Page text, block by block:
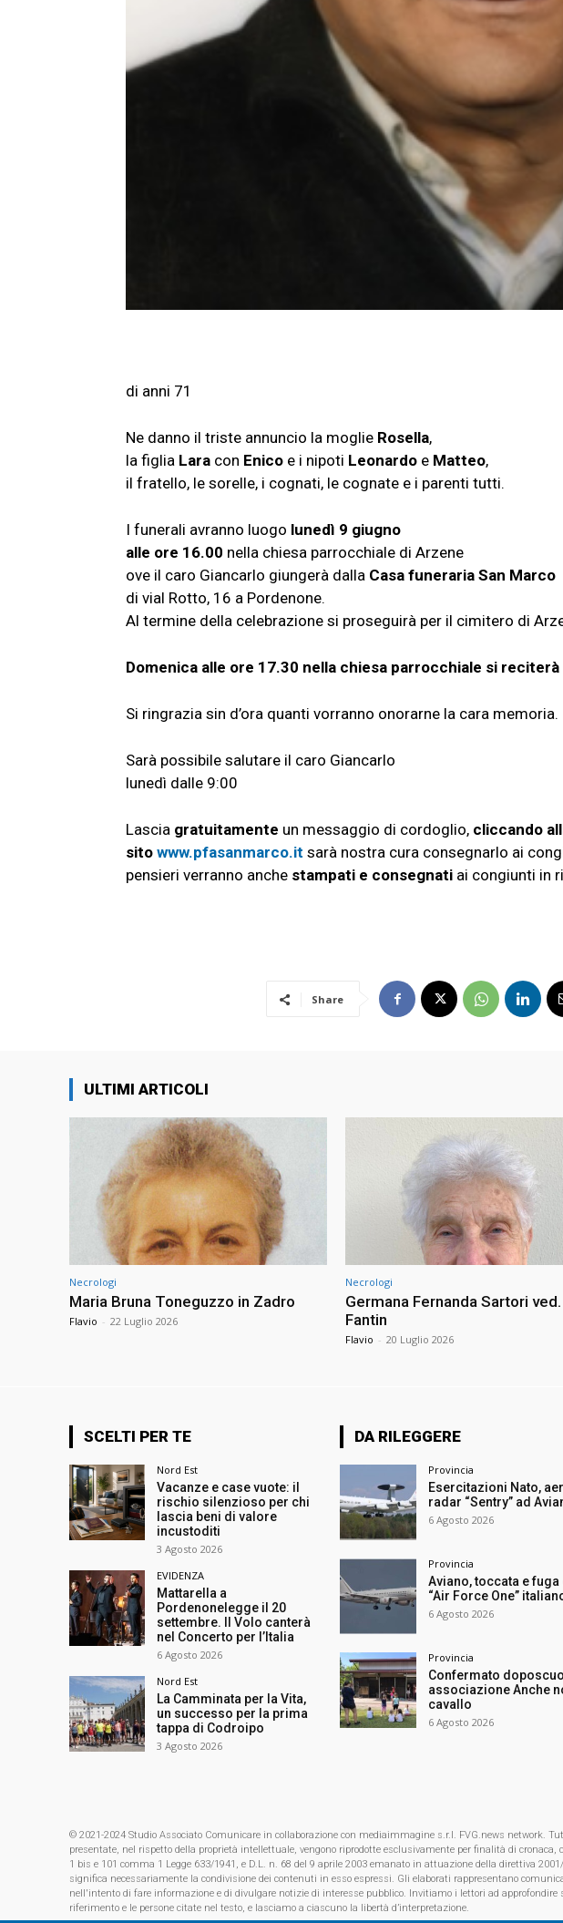
di anni 71
Ne danno il triste annuncio la moglie Rosella,
la figlia Lara con Enico e i nipoti Leonardo e Matteo,
il fratello, le sorelle, i cognati, le cognate e i parenti tutti.
I funerali avranno luogo lunedì 9 giugno
alle ore 16.00 nella chiesa parrocchiale di Arzene
ove il caro Giancarlo giungerà dalla Casa funeraria San Marco
di vial Rotto, 16 a Pordenone.
Al termine della celebrazione si proseguirà per il cimitero di
Domenica alle ore 17.30 nella chiesa parrocchiale si reciterà
Si ringrazia sin d’ora quanti vorranno onorarne la cara memoria.
Sarà possibile salutare il caro Giancarlo
lunedì dalle 9:00
Lascia gratuitamente un messaggio di cordoglio, cliccando
sito www.pfasanmarco.it sarà nostra cura consegnarlo ai
pensieri verranno anche stampati e consegnati ai congiunti in
Share
ULTIMI ARTICOLI
Necrologi
Maria Bruna Toneguzzo in Zadro
Flavio - 22 Luglio 2026
Necrologi
Germana Fernanda Sartori ved.
Fantin
Flavio - 20 Luglio 2026
SCELTI PER TE
Nord Est
Vacanze e case vuote: il
rischio silenzioso per chi
lascia beni di valore
incustoditi
3 Agosto 2026
EVIDENZA
Mattarella a
Pordenonelegge il 20
settembre. Il Volo canterà
nel Concerto per l’Italia
6 Agosto 2026
Nord Est
La Camminata per la Vita,
un successo per la prima
tappa di Codroipo
3 Agosto 2026
DA RILEGGERE
Provincia
Esercitazioni Nato,
radar “Sentry” ad
6 Agosto 2026
Provincia
Aviano, toccata e fuga
“Air Force One”
6 Agosto 2026
Provincia
Confermato
associazione Anche
cavallo
6 Agosto 2026
© 2021-2024 Studio Associato Comunicare in collaborazione con mediaimmagine s.r.l. FVG.news network.
presentate, nel rispetto della proprietà intellettuale, vengono riprodotte esclusivamente per finalità di
1 bis e 101 comma 1 Legge 633/1941, e D.L. n. 68 del 9 aprile 2003 emanato in attuazione della direttiva
significa necessariamente la condivisione dei contenuti in esso espressi. Gli elaborati rappresentano
nell'intento di fare informazione e di divulgare notizie di interesse pubblico. Invitiamo i lettori ad
riferimento e le persone citate nel testo, e lasciamo a ciascuno la libertà d’interpretazione.